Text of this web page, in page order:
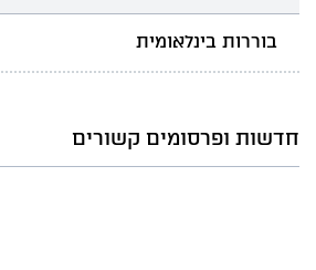
בוררות בינלאומית
חדשות ופרסומים קשורים